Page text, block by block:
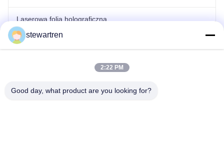
Laserowa folia holograficzna
rolowana folia do laminowania
stewartren
2:22 PM
Good day, what product are you looking for?